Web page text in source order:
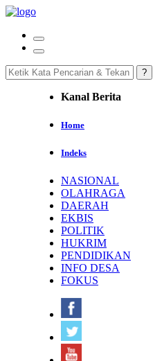
Kanal Berita
Home
Indeks
NASIONAL
OLAHRAGA
DAERAH
EKBIS
POLITIK
HUKRIM
PENDIDIKAN
INFO DESA
FOKUS